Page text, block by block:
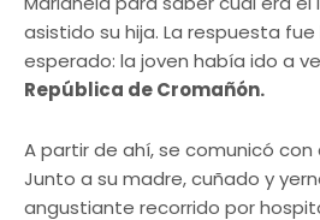
asistido su hija. La respuesta
esperado: la joven había ido a
República de Cromañón.
A partir de ahí, se comunicó con
Junto a su madre, cuñado y
angustiante recorrido por